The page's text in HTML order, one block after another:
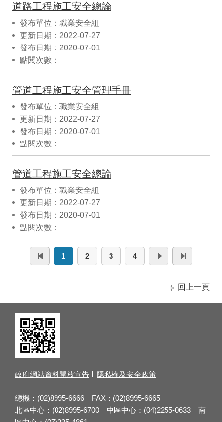
道路工程施工安全總論
發布單位：職業安全組
更新日期：2022-07-27
發布日期：2020-07-01
點閱次數：
管道工程施工安全管理手冊
發布單位：職業安全組
更新日期：2022-07-27
發布日期：2020-07-01
點閱次數：
管道工程施工安全總論
發布單位：職業安全組
更新日期：2022-07-27
發布日期：2020-07-01
點閱次數：
1 2 3 4
回上一頁
政府網站資料開放宣告 隱私權及安全政策
總機：(02)8995-6666 FAX：(02)8995-6665
北區中心：(02)8995-6700 中區中心：(04)2255-0633 南